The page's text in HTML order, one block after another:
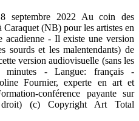
septembre 2022 Au coin des
Caraquet (NB) pour les artistes en
acadienne - Il existe une version
sourds et les malentendants) de
version audiovisuelle (sans les
minutes - Langue: français -
Fournier, experte en art et
conférence payante sur
(c) Copyright Art Total